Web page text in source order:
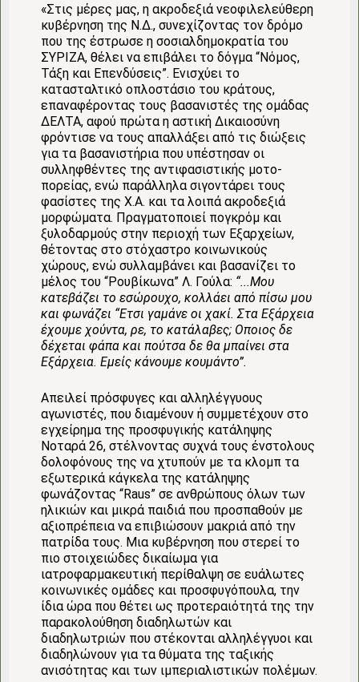
«Στις μέρες μας, η ακροδεξιά νεοφιλελεύθερη
κυβέρνηση της Ν.Δ., συνεχίζοντας τον δρόμο
που της έστρωσε η σοσιαλδημοκρατία του
ΣΥΡΙΖΑ, θέλει να επιβάλει το δόγμα “Νόμος,
Τάξη και Επενδύσεις”. Ενισχύει το
κατασταλτικό οπλοστάσιο του κράτους,
επαναφέροντας τους βασανιστές της ομάδας
ΔΕΛΤΑ, αφού πρώτα η αστική Δικαιοσύνη
φρόντισε να τους απαλλάξει από τις διώξεις
για τα βασανιστήρια που υπέστησαν οι
συλληφθέντες της αντιφασιστικής μοτο-
πορείας, ενώ παράλληλα σιγοντάρει τους
φασίστες της Χ.Α. και τα λοιπά ακροδεξιά
μορφώματα. Πραγματοποιεί πογκρόμ και
ξυλοδαρμούς στην περιοχή των Εξαρχείων,
θέτοντας στο στόχαστρο κοινωνικούς
χώρους, ενώ συλλαμβάνει και βασανίζει το
μέλος του “Ρουβίκωνα” Λ. Γούλα: “...Μου
κατεβάζει το εσώρουχο, κολλάει από πίσω μου
και φωνάζει “Ετσι γαμάνε οι χακί. Στα Εξάρχεια
έχουμε χούντα, ρε, το κατάλαβες; Οποιος δε
δέχεται φάπα και πούτσα δε θα μπαίνει στα
Εξάρχεια. Εμείς κάνουμε κουμάντο”.
Απειλεί πρόσφυγες και αλληλέγγυους
αγωνιστές, που διαμένουν ή συμμετέχουν στο
εγχείρημα της προσφυγικής κατάληψης
Νοταρά 26, στέλνοντας συχνά τους ένστολους
δολοφόνους της να χτυπούν με τα κλομπ τα
εξωτερικά κάγκελα της κατάληψης
φωνάζοντας “Raus” σε ανθρώπους όλων των
ηλικιών και μικρά παιδιά που προσπαθούν με
αξιοπρέπεια να επιβιώσουν μακριά από την
πατρίδα τους. Μια κυβέρνηση που στερεί το
πιο στοιχειώδες δικαίωμα για
ιατροφαρμακευτική περίθαλψη σε ευάλωτες
κοινωνικές ομάδες και προσφυγόπουλα, την
ίδια ώρα που θέτει ως προτεραιότητά της την
παρακολούθηση διαδηλωτών και
διαδηλωτριών που στέκονται αλληλέγγυοι και
διαδηλώνουν για τα θύματα της ταξικής
ανισότητας και των ιμπεριαλιστικών πολέμων.